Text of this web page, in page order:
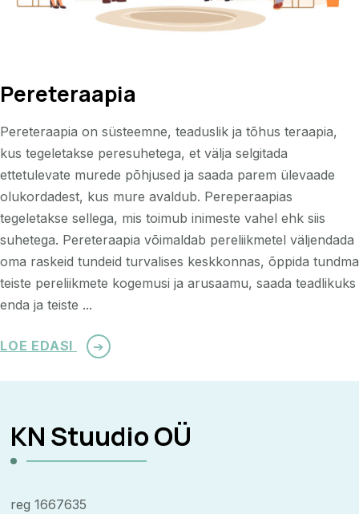
Pereteraapia
Pereteraapia on süsteemne, teaduslik ja tõhus teraapia,
kus tegeletakse peresuhetega, et välja selgitada
ettetulevate murede põhjused ja saada parem ülevaade
olukordadest, kus mure avaldub. Pereperaapias
tegeletakse sellega, mis toimub inimeste vahel ehk siis
suhetega. Pereteraapia võimaldab pereliikmetel väljendada
oma raskeid tundeid turvalises keskkonnas, õppida tundma
teiste pereliikmete kogemusi ja arusaamu, saada teadlikuks
enda ja teiste ...
LOE EDASI
KN Stuudio OÜ
reg 1667635